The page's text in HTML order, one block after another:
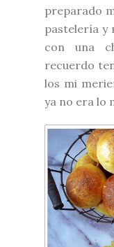
preparado
pastelería y
con una
recuerdo
los mi
ya no era lo